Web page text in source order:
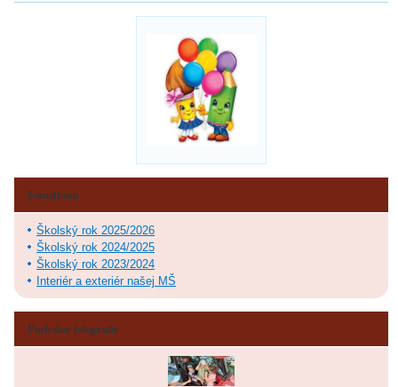
Fotoalbum
Školský rok 2025/2026
Školský rok 2024/2025
Školský rok 2023/2024
Interiér a exteriér našej MŠ
Posledné fotografie